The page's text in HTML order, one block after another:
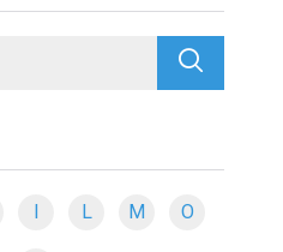
Search
L M O